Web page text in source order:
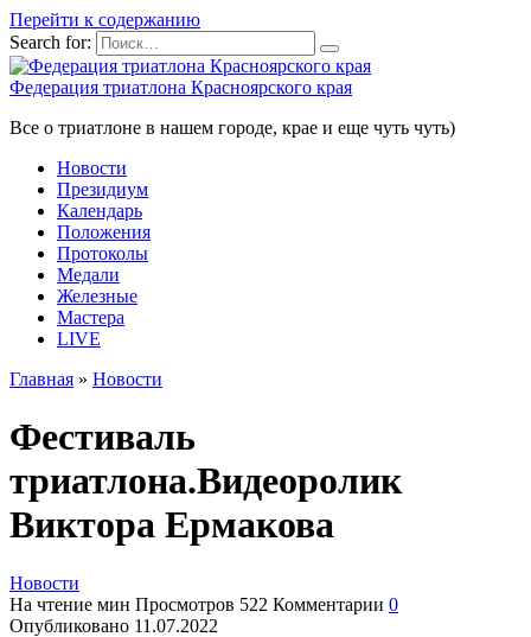
Перейти к содержанию
Search for:
Федерация триатлона Красноярского края
Все о триатлоне в нашем городе, крае и еще чуть чуть)
Новости
Президиум
Календарь
Положения
Протоколы
Медали
Железные
Мастера
LIVE
Главная » Новости
Фестиваль
триатлона.Видеоролик
Виктора Ермакова
Новости
На чтение мин Просмотров 522 Комментарии 0
Опубликовано 11.07.2022